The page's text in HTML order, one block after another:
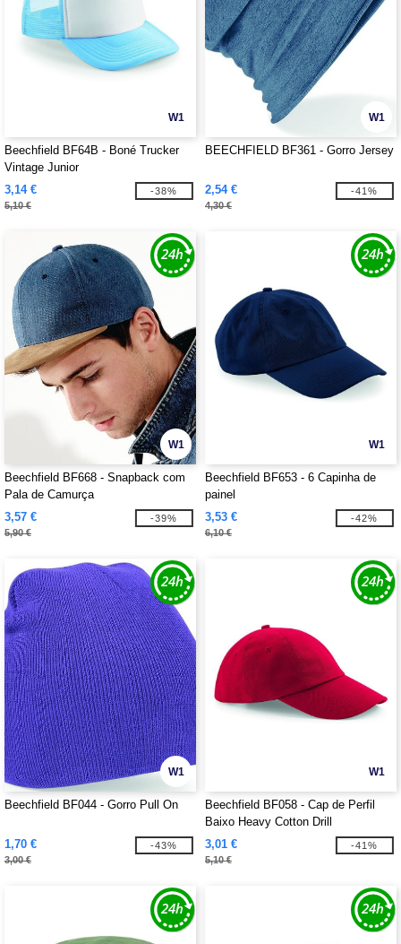
W1
Beechfield BF64B - Boné Trucker
Vintage Junior
3,14 €
5,10 €
-38%
W1
BEECHFIELD BF361 - Gorro Jersey
2,54 €
4,30 €
-41%
W1
Beechfield BF668 - Snapback com
Pala de Camurça
3,57 €
5,90 €
-39%
W1
Beechfield BF653 - 6 Capinha de
painel
3,53 €
6,10 €
-42%
W1
Beechfield BF044 - Gorro Pull On
1,70 €
3,00 €
-43%
W1
Beechfield BF058 - Cap de Perfil
Baixo Heavy Cotton Drill
3,01 €
5,10 €
-41%